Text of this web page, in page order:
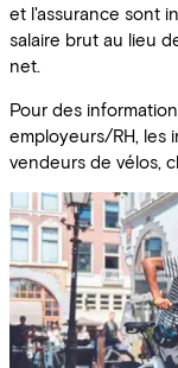
et l'assurance sont
salaire brut au lieu
net.
Pour des
employeurs/RH, les
vendeurs de vélos,